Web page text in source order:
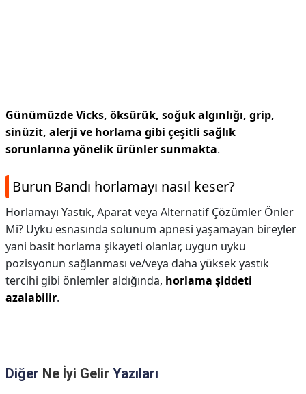
Günümüzde Vicks, öksürük, soğuk algınlığı, grip,
sinüzit, alerji ve horlama gibi çeşitli sağlık
sorunlarına yönelik ürünler sunmakta.
Burun Bandı horlamayı nasıl keser?
Horlamayı Yastık, Aparat veya Alternatif Çözümler Önler
Mi? Uyku esnasında solunum apnesi yaşamayan bireyler
yani basit horlama şikayeti olanlar, uygun uyku
pozisyonun sağlanması ve/veya daha yüksek yastık
tercihi gibi önlemler aldığında, horlama şiddeti
azalabilir.
Diğer Ne İyi Gelir Yazıları